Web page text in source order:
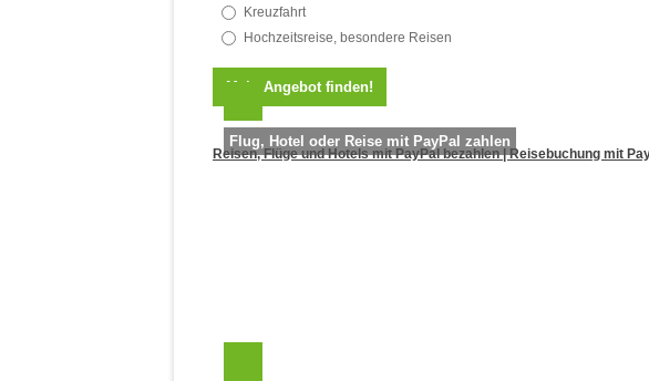
Kreuzfahrt
Hochzeitsreise, besondere Reisen
Flug, Hotel oder Reise mit PayPal zahlen
Reisen, Flüge und Hotels mit PayPal bezahlen | Reisebuchung mit